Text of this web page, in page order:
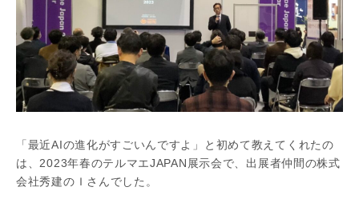
「最近AIの進化がすごいんですよ」と初めて教えてくれたの
は、2023年春のテルマエJAPAN展示会で、出展者仲間の株式
会社秀建のＩさんでした。